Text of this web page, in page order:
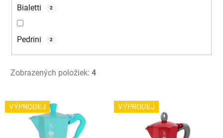
Bialetti 2
Pedrini 2
Zobrazených položiek: 4
V
ýVÝPRODEJ VÝPRODEJ